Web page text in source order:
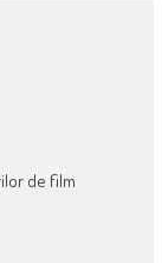
de film